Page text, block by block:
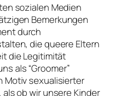
sozialen Medien
Bemerkungen
durch
die queere Eltern
die Legitimität
als “Groomer”
Motiv sexualisierter
ob wir unsere Kinder